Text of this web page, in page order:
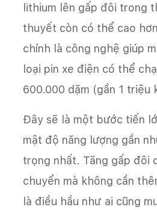
lithium lên gấp đôi trong
thuyết còn có thể cao
chính là công nghệ giúp
loại pin xe điện có thể
600.000 dặm (gần 1 triệu
Đây sẽ là một bước tiến
mật độ năng lượng gần
trọng nhất. Tăng gấp đôi
chuyển mà không cần
là điều hầu như ai cũng